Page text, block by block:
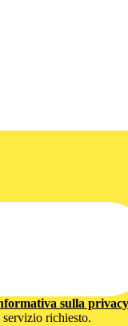
sulla privacy
richiesto.